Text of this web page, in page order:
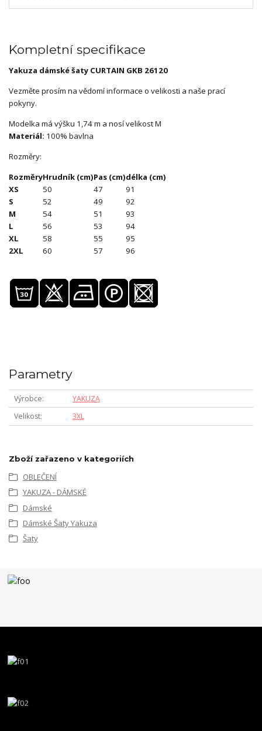
Kompletní specifikace
Yakuza dámské šaty CURTAIN GKB 26120
Vezměte prosím na vědomí informace o velikosti a naše prací
pokyny.
Modelka má výšku 1,74 m a nosí velikost M
Materiál: 100% bavlna
Rozměry:
RozměryHrudník (cm)Pas (cm)délka (cm)
XS
50 47
91
S
52 49
92
M
54 51
93
L
56 53
94
XL
58 55
95
2XL
60 57 96
Parametry
Výrobce
YAKUZA
Velikost
3XL
Zboží zařazeno v kategoriích
OBLEČENÍ
YAKUZA - DÁMSKÉ
Dámské
Dámské Šaty Yakuza
Šaty